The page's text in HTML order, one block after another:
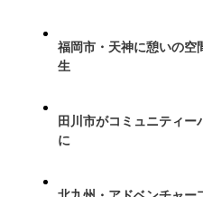
福岡市・天神に憩いの空
生
田川市がコミュニティ
に